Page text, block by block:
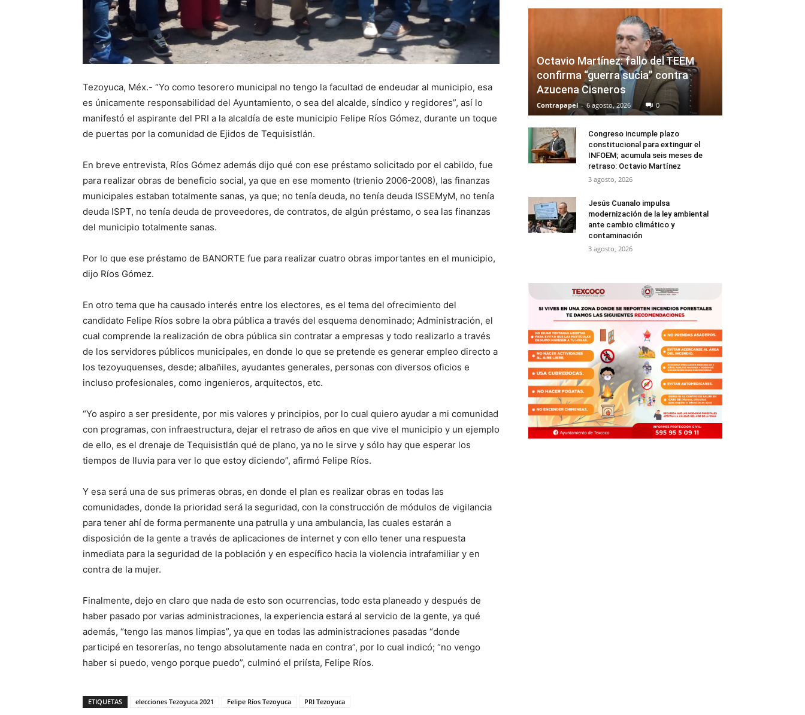
Tezoyuca, Méx.- “Yo como tesorero municipal no tengo la facultad de endeudar al municipio, esa
es únicamente responsabilidad del Ayuntamiento, o sea del alcalde, síndico y regidores”, así lo
manifestó el aspirante del PRI a la alcaldía de este municipio Felipe Ríos Gómez, durante un toque
de puertas por la comunidad de Ejidos de Tequisistlán.
En breve entrevista, Ríos Gómez además dijo qué con ese préstamo solicitado por el cabildo, fue
para realizar obras de beneficio social, ya que en ese momento (trienio 2006-2008), las finanzas
municipales estaban totalmente sanas, ya que; no tenía deuda, no tenía deuda ISSEMyM, no tenía
deuda ISPT, no tenía deuda de proveedores, de contratos, de algún préstamo, o sea las finanzas
del municipio totalmente sanas.
Por lo que ese préstamo de BANORTE fue para realizar cuatro obras importantes en el municipio,
dijo Ríos Gómez.
En otro tema que ha causado interés entre los electores, es el tema del ofrecimiento del
candidato Felipe Ríos sobre la obra pública a través del esquema denominado; Administración, el
cual comprende la realización de obra pública sin contratar a empresas y todo realizarlo a través
de los servidores públicos municipales, en donde lo que se pretende es generar empleo directo a
los tezoyuquenses, desde; albañiles, ayudantes generales, personas con diversos oficios e
incluso profesionales, como ingenieros, arquitectos, etc.
“Yo aspiro a ser presidente, por mis valores y principios, por lo cual quiero ayudar a mi comunidad
con programas, con infraestructura, dejar el retraso de años en que vive el municipio y un ejemplo
de ello, es el drenaje de Tequisistlán qué de plano, ya no le sirve y sólo hay que esperar los
tiempos de lluvia para ver lo que estoy diciendo”, afirmó Felipe Ríos.
Y esa será una de sus primeras obras, en donde el plan es realizar obras en todas las
comunidades, donde la prioridad será la seguridad, con la construcción de módulos de vigilancia
para tener ahí de forma permanente una patrulla y una ambulancia, las cuales estarán a
disposición de la gente a través de aplicaciones de internet y con ello tener una respuesta
inmediata para la seguridad de la población y en específico hacia la violencia intrafamiliar y en
contra de la mujer.
Finalmente, dejo en claro que nada de esto son ocurrencias, todo esta planeado y después de
haber pasado por varias administraciones, la experiencia estará al servicio de la gente, ya qué
además, “tengo las manos limpias”, ya que en todas las administraciones pasadas “donde
participé en tesorerías, no tengo absolutamente nada en contra”, por lo cual indicó; “no vengo
haber si puedo, vengo porque puedo”, culminó el priísta, Felipe Ríos.
ETIQUETAS elecciones Tezoyuca 2021 Felipe Ríos Tezoyuca PRI Tezoyuca
Octavio Martínez: fallo del TEEM
confirma “guerra sucia” contra
Azucena Cisneros
Contrapapel - 6 agosto, 2026 0
Congreso incumple plazo
constitucional para extinguir el
INFOEM; acumula seis meses de
retraso: Octavio Martínez
3 agosto, 2026
Jesús Cuanalo impulsa
modernización de la ley ambiental
ante cambio climático y
contaminación
3 agosto, 2026